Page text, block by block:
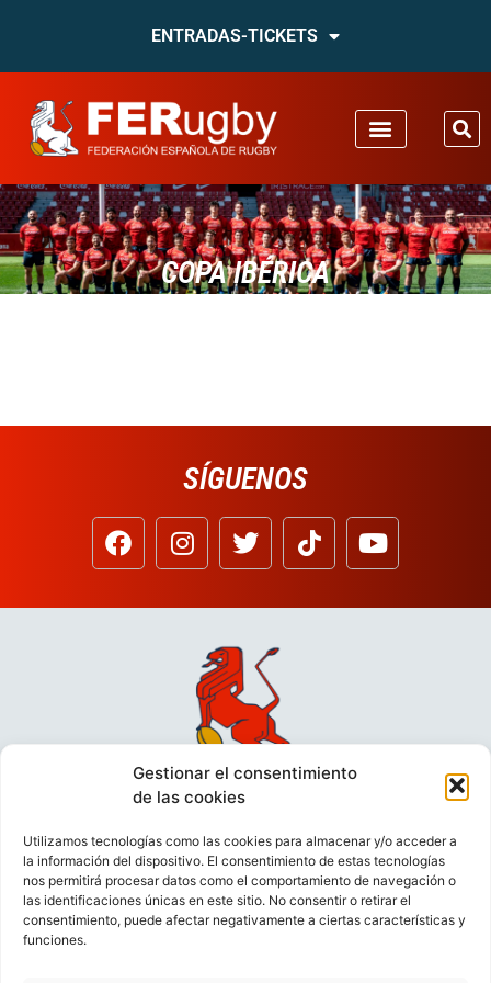
Gestionar el consentimiento
de las cookies
Utilizamos tecnologías como las cookies para almacenar y/o acceder a
la información del dispositivo. El consentimiento de estas tecnologías
nos permitirá procesar datos como el comportamiento de navegación o
las identificaciones únicas en este sitio. No consentir o retirar el
consentimiento, puede afectar negativamente a ciertas características y
funciones.
ENTRADAS-TICKETS
COPA IBÉRICA
SÍGUENOS